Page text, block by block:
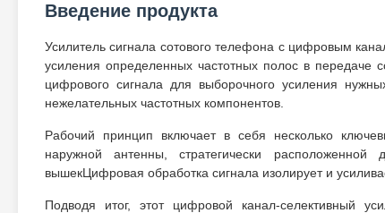
Введение продукта
Усилитель сигнала сотового телефона с цифровым
усиления определенных частотных полос в передаче
цифрового сигнала для выборочного усиления
нежелательных частотных компонентов.
Рабочий принцип включает в себя несколько
наружной антенны, стратегически
вышекЦифровая обработка сигнала изолирует и
Подводя итог, этот цифровой канал-селективный